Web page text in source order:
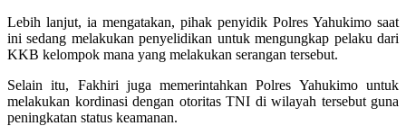
Lebih lanjut, ia mengatakan, pihak penyidik Polres Yahukimo saat
ini sedang melakukan penyelidikan untuk mengungkap pelaku dari
KKB kelompok mana yang melakukan serangan tersebut.
Selain itu, Fakhiri juga memerintahkan Polres Yahukimo untuk
melakukan kordinasi dengan otoritas TNI di wilayah tersebut guna
peningkatan status keamanan.